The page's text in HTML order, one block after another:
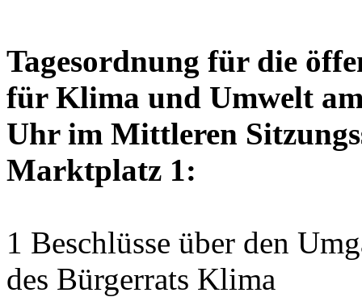
Tagesordnung für die
für Klima und Umwelt
Uhr im Mittleren
Marktplatz 1:
1 Beschlüsse über den
des Bürgerrats Klima